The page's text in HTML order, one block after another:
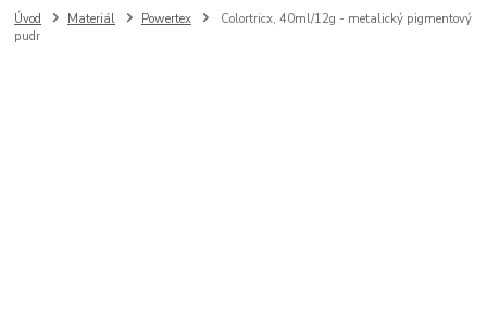
Úvod Materiál Powertex
Colortricx, 40ml/12g - metalický pigmentový
pudr